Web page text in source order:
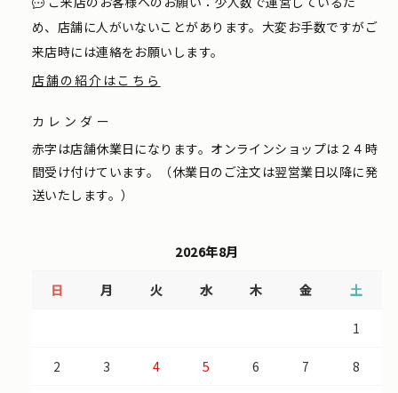
め、店舗に人がいないことがあります。大変お手数ですがご
来店時には連絡をお願いします。
店舗の紹介はこちら
カレンダー
赤字は店舗休業日になります。オンラインショップは２４時
間受け付けています。（休業日のご注文は翌営業日以降に発
送いたします。）
2026年8月
日 月 火 水 木 金 土
1
2 3 4 5 6 7 8